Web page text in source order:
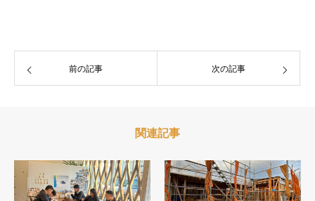
前の記事 次の記事
関連記事